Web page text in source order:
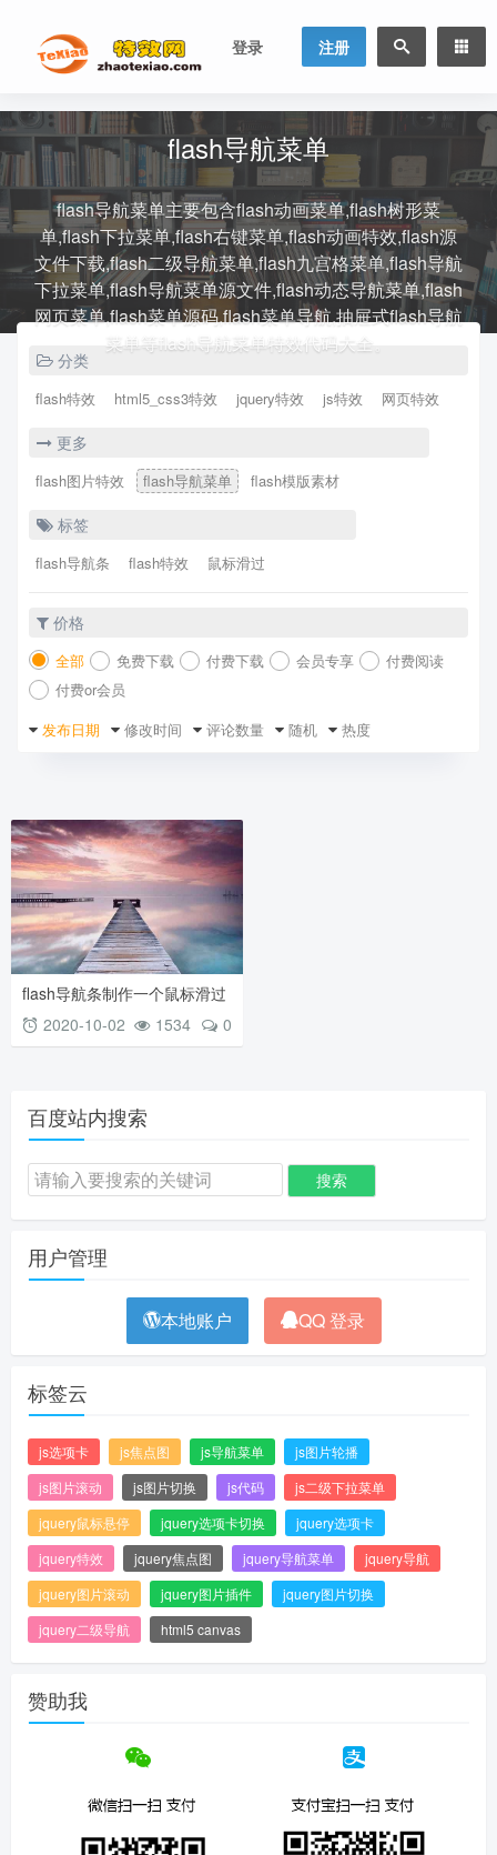
登录 注册
flash导航菜单
flash导航菜单主要包含flash动画菜单,flash树形菜
单,flash下拉菜单,flash右键菜单,flash动画特效,flash源
文件下载,flash二级导航菜单,flash九宫格菜单,flash导航
下拉菜单,flash导航菜单源文件,flash动态导航菜单,flash
网页菜单,flash菜单源码,flash菜单导航,抽屉式flash导航
菜单等flash导航菜单特效代码大全。
分类
flash特效 html5_css3特效 jquery特效 js特效 网页特效
更多
flash图片特效 flash导航菜单 flash模版素材
标签
flash导航条 flash特效 鼠标滑过
价格
全部 免费下载 付费下载 会员专享
付费阅读
付费or会员
发布日期
修改时间 评论数量 随机 热度
flash导航条制作一个鼠标滑过
费下载
2020-10-02 0
1534
百度站内搜索
用户管理
本地账户 QQ 登录
标签云
js选项卡 js焦点图 js导航菜单
js图片轮播
js图片滚动
js图片切换 js代码
js二级下拉菜单
jquery鼠标悬停
jquery选项卡切换
jquery选项卡
jquery特效
jquery焦点图 jquery导航菜单
jquery导航
jquery图片滚动
jquery图片插件
jquery图片切换
jquery二级导航
html5 canvas
赞助我